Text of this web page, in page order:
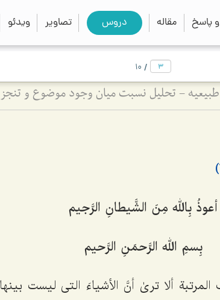
پاسخ مقاله دروس تصاویر ویدئو search
close
/
10
- تحلیل نسبت میان وجود موضوع و
أعوذُ بِالله مِنَ الشَّیطانِ الرَّجیم
بِسمِ الله الرَّحمَنِ الرَّحیم
ألا ترىٰ أنَّ الأشیاءَ التى لیست